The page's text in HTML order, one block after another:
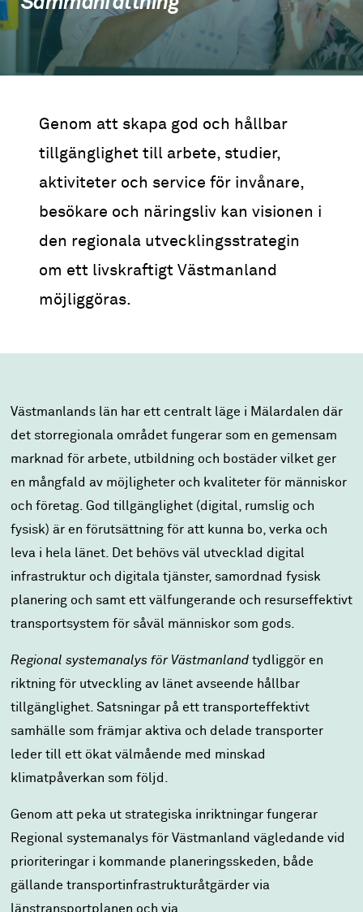
Genom att skapa god och hållbar
tillgänglighet till arbete, studier,
aktiviteter och service för invånare,
besökare och näringsliv kan visionen i
den regionala utvecklingsstrategin
om ett livskraftigt Västmanland
möjliggöras.
Västmanlands län har ett centralt läge i Mälardalen där
det storregionala området fungerar som en gemensam
marknad för arbete, utbildning och bostäder vilket ger
en mångfald av möjligheter och kvaliteter för människor
och företag. God tillgänglighet (digital, rumslig och
fysisk) är en förutsättning för att kunna bo, verka och
leva i hela länet. Det behövs väl utvecklad digital
infrastruktur och digitala tjänster, samordnad fysisk
planering och samt ett välfungerande och resurseffektivt
transportsystem för såväl människor som gods.
Regional systemanalys för Västmanlandtydliggör en
riktning för utveckling av länet avseende hållbar
tillgänglighet. Satsningar på ett transporteffektivt
samhälle som främjar aktiva och delade transporter
leder till ett ökat välmående med minskad
klimatpåverkan som följd.
Genom att peka ut strategiska inriktningar fungerar
Regional systemanalys för Västmanland vägledande vid
prioriteringar i kommande planeringsskeden, både
gällande transportinfrastrukturåtgärder via